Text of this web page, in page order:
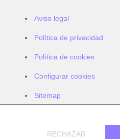
Aviso legal
Política de privacidad
Política de cookies
Configurar cookies
Sitemap
RECHAZAR